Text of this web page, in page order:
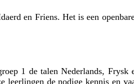
en Friens. Het is een
1 de talen Nederlands, Frysk
de nodige kennis en